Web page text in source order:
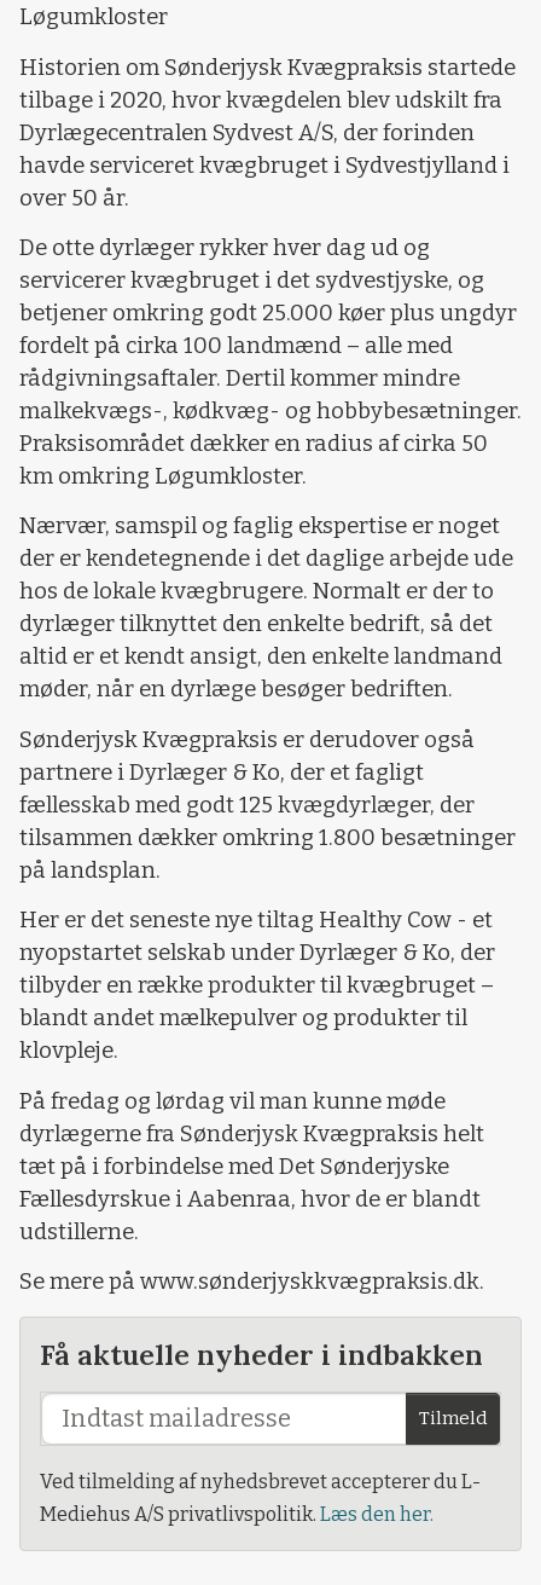
Løgumkloster
Historien om Sønderjysk Kvægpraksis startede
tilbage i 2020, hvor kvægdelen blev udskilt fra
Dyrlægecentralen Sydvest A/S, der forinden
havde serviceret kvægbruget i Sydvestjylland i
over 50 år.
De otte dyrlæger rykker hver dag ud og
servicerer kvægbruget i det sydvestjyske, og
betjener omkring godt 25.000 køer plus ungdyr
fordelt på cirka 100 landmænd – alle med
rådgivningsaftaler. Dertil kommer mindre
malkekvægs-, kødkvæg- og hobbybesætninger.
Praksisområdet dækker en radius af cirka 50
km omkring Løgumkloster.
Nærvær, samspil og faglig ekspertise er noget
der er kendetegnende i det daglige arbejde ude
hos de lokale kvægbrugere. Normalt er der to
dyrlæger tilknyttet den enkelte bedrift, så det
altid er et kendt ansigt, den enkelte landmand
møder, når en dyrlæge besøger bedriften.
Sønderjysk Kvægpraksis er derudover også
partnere i Dyrlæger & Ko, der et fagligt
fællesskab med godt 125 kvægdyrlæger, der
tilsammen dækker omkring 1.800 besætninger
på landsplan.
Her er det seneste nye tiltag Healthy Cow - et
nyopstartet selskab under Dyrlæger & Ko, der
tilbyder en række produkter til kvægbruget –
blandt andet mælkepulver og produkter til
klovpleje.
På fredag og lørdag vil man kunne møde
dyrlægerne fra Sønderjysk Kvægpraksis helt
tæt på i forbindelse med Det Sønderjyske
Fællesdyrskue i Aabenraa, hvor de er blandt
udstillerne.
Se mere på www.sønderjyskkvægpraksis.dk.
Få aktuelle nyheder i indbakken
Tilmeld
Ved tilmelding af nyhedsbrevet accepterer du L-
Mediehus A/S privatlivspolitik. Læs den her.